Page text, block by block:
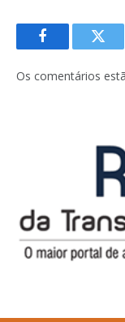
Facebook
Os comentários